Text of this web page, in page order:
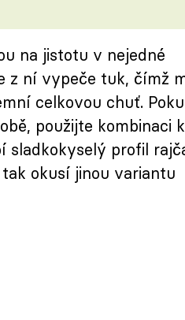
na jistotu v nejedné
z ní vypeče tuk, čímž
celkovou chuť.
použijte kombinaci
sladkokyselý profil
okusí jinou variantu